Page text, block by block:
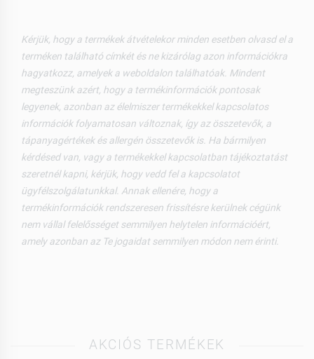
Kérjük, hogy a termékek átvételekor minden esetben olvasd el a
terméken található címkét és ne kizárólag azon információkra
hagyatkozz, amelyek a weboldalon találhatóak. Mindent
megteszünk azért, hogy a termékinformációk pontosak
legyenek, azonban az élelmiszer termékekkel kapcsolatos
információk folyamatosan változnak, így az összetevők, a
tápanyagértékek és allergén összetevők is. Ha bármilyen
kérdésed van, vagy a termékekkel kapcsolatban tájékoztatást
szeretnél kapni, kérjük, hogy vedd fel a kapcsolatot
ügyfélszolgálatunkkal. Annak ellenére, hogy a
termékinformációk rendszeresen frissítésre kerülnek cégünk
nem vállal felelősséget semmilyen helytelen információért,
amely azonban az Te jogaidat semmilyen módon nem érinti.
AKCIÓS TERMÉKEK